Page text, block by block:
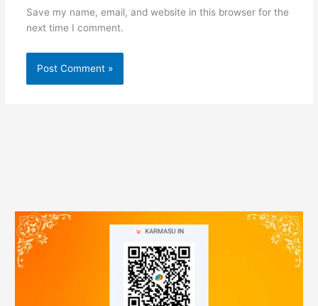
Save my name, email, and website in this browser for the
next time I comment.